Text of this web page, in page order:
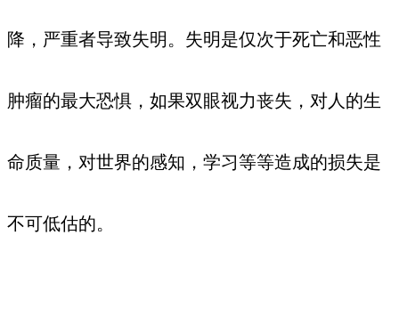
降，严重者导致失明。失明是仅次于死亡和恶性
肿瘤的最大恐惧，如果双眼视力丧失，对人的生
命质量，对世界的感知，学习等等造成的损失是
不可低估的。